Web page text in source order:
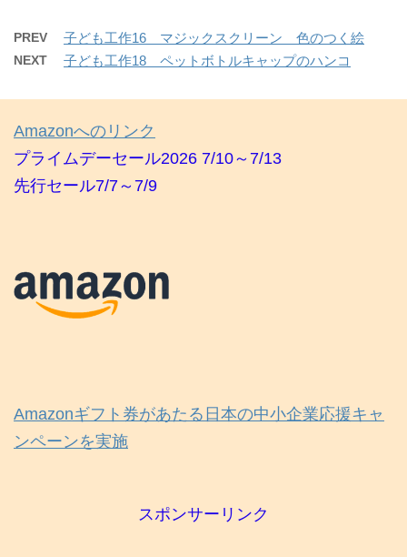
PREV 子ども工作16 マジックスクリーン 色のつく絵
NEXT 子ども工作18 ペットボトルキャップのハンコ
Amazonへのリンク
プライムデーセール2026 7/10～7/13
先行セール7/7～7/9
Amazonギフト券があたる日本の中小企業応援キャ
ンペーンを実施
スポンサーリンク